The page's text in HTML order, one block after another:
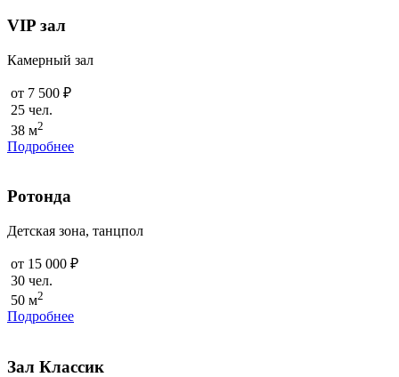
VIP зал
Камерный зал
от 7 500 ₽
25 чел.
38 м2
Подробнее
Ротонда
Детская зона, танцпол
от 15 000 ₽
30 чел.
50 м2
Подробнее
Зал Классик